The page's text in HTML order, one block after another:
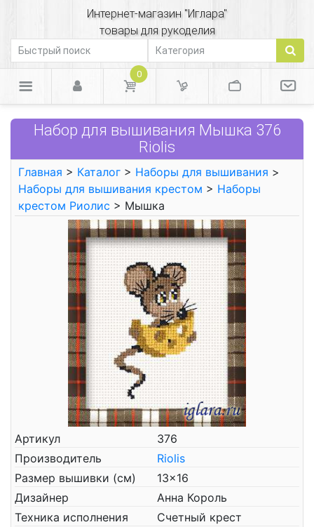
Интернет-магазин "Иглара"
товары для рукоделия
0
Набор для вышивания Мышка 376
Riolis
Главная > Каталог > Наборы для вышивания >
Наборы для вышивания крестом > Наборы
крестом Риолис > Мышка
Артикул
376
Производитель
Riolis
Размер вышивки (см)
13x16
Дизайнер
Анна Король
Техника исполнения
Счетный крест